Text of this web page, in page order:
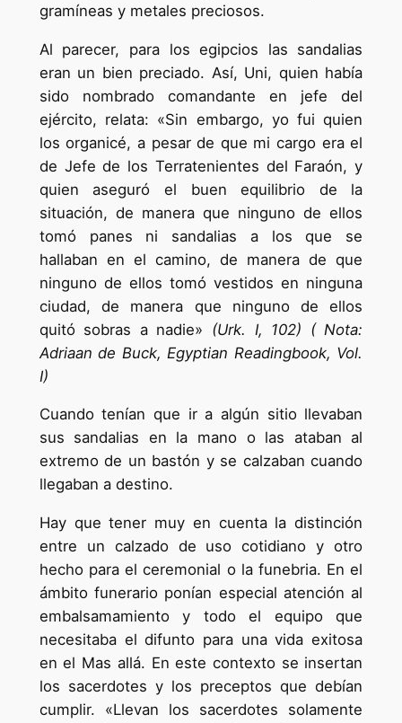
gramíneas y metales preciosos.
Al parecer, para los egipcios las sandalias
eran un bien preciado. Así, Uni, quien había
sido nombrado comandante en jefe del
ejército, relata: «Sin embargo, yo fui quien
los organicé, a pesar de que mi cargo era el
de Jefe de los Terratenientes del Faraón, y
quien aseguró el buen equilibrio de la
situación, de manera que ninguno de ellos
tomó panes ni sandalias a los que se
hallaban en el camino, de manera de que
ninguno de ellos tomó vestidos en ninguna
ciudad, de manera que ninguno de ellos
quitó sobras a nadie» (Urk. I, 102) ( Nota:
Adriaan de Buck, Egyptian Readingbook, Vol.
I)
Cuando tenían que ir a algún sitio llevaban
sus sandalias en la mano o las ataban al
extremo de un bastón y se calzaban cuando
llegaban a destino.
Hay que tener muy en cuenta la distinción
entre un calzado de uso cotidiano y otro
hecho para el ceremonial o la funebria. En el
ámbito funerario ponían especial atención al
embalsamamiento y todo el equipo que
necesitaba el difunto para una vida exitosa
en el Mas allá. En este contexto se insertan
los sacerdotes y los preceptos que debían
cumplir. «Llevan los sacerdotes solamente